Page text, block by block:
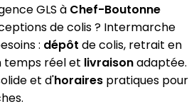
GLS à Chef-Boutonne
de colis ? Intermarche
: dépôt de colis, retrait en
temps réel et livraisonadaptée.
et d'horaires pratiques pour